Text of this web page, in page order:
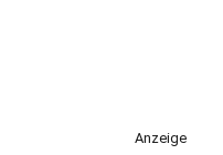
Anzeige